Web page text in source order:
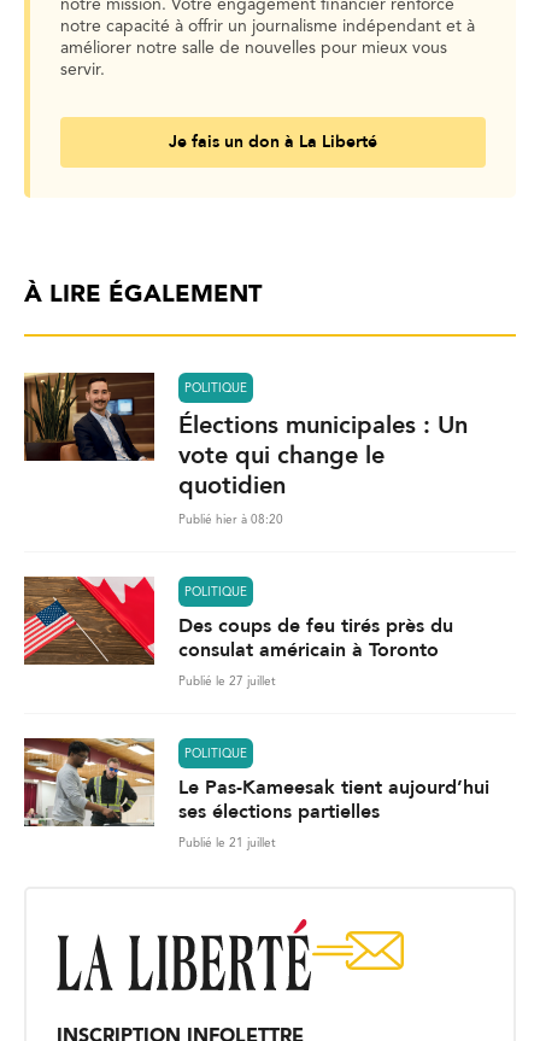
notre mission. Votre engagement financier renforce
notre capacité à offrir un journalisme indépendant et à
améliorer notre salle de nouvelles pour mieux vous
servir.
Je fais un don à La Liberté
À LIRE ÉGALEMENT
POLITIQUE
Élections municipales : Un
vote qui change le
quotidien
Publié hier à 08:20
POLITIQUE
Des coups de feu tirés près du
consulat américain à Toronto
Publié le 27 juillet
POLITIQUE
Le Pas-Kameesak tient aujourd’hui
ses élections partielles
Publié le 21 juillet